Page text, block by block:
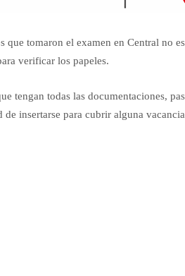
tomaron el examen en Central no
verificar los papeles.
tengan todas las documentaciones,
insertarse para cubrir alguna